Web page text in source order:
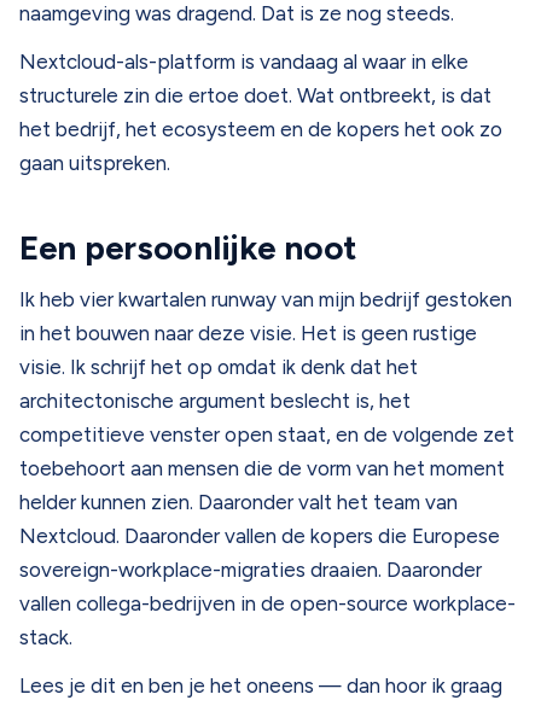
naamgeving was dragend. Dat is ze nog steeds.
Nextcloud-als-platform is vandaag al waar in elke
structurele zin die ertoe doet. Wat ontbreekt, is dat
het bedrijf, het ecosysteem en de kopers het ook zo
gaan uitspreken.
Een persoonlijke noot
Ik heb vier kwartalen runway van mijn bedrijf gestoken
in het bouwen naar deze visie. Het is geen rustige
visie. Ik schrijf het op omdat ik denk dat het
architectonische argument beslecht is, het
competitieve venster open staat, en de volgende zet
toebehoort aan mensen die de vorm van het moment
helder kunnen zien. Daaronder valt het team van
Nextcloud. Daaronder vallen de kopers die Europese
sovereign-workplace-migraties draaien. Daaronder
vallen collega-bedrijven in de open-source workplace-
stack.
Lees je dit en ben je het oneens — dan hoor ik graag